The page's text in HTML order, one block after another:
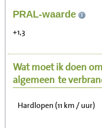
PRAL-waarde
+1,3
Wat moet ik doen om
algemeen te
Zitten, tv kijken
Wandelen (5 km/uur)
Hardlopen (11 km / uur)